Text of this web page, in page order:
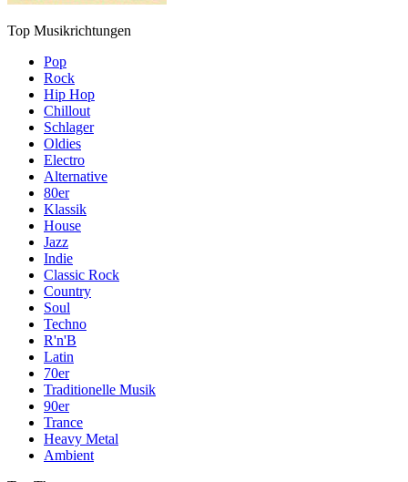
Top Musikrichtungen
Pop
Rock
Hip Hop
Chillout
Schlager
Oldies
Electro
Alternative
80er
Klassik
House
Jazz
Indie
Classic Rock
Country
Soul
Techno
R'n'B
Latin
70er
Traditionelle Musik
90er
Trance
Heavy Metal
Ambient